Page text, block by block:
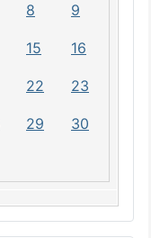
8 9
15 16
22 23
29 30